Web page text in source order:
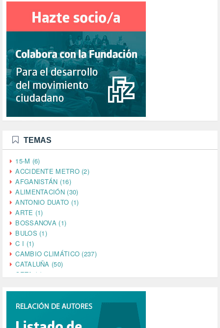
TEMAS
15-M (6)
ACCIDENTE METRO (2)
AFGANISTÁN (16)
ALIMENTACIÓN (30)
ANTONIO DUATO (1)
ARTE (1)
BOSSANOVA (1)
BULOS (1)
C I (1)
CAMBIO CLIMÁTICO (237)
CATALUÑA (50)
CETA (2)
CINE (35)
COMPROMISO (2)